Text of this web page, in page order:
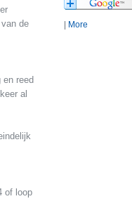
de
en reed
al
of loop
More